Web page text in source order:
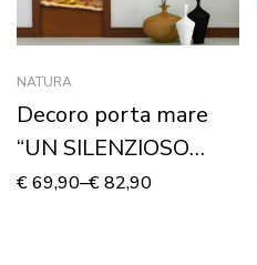
NATURA
Decoro porta mare
“UN SILENZIOSO
TRAMONTO”
€69,90–€82,90